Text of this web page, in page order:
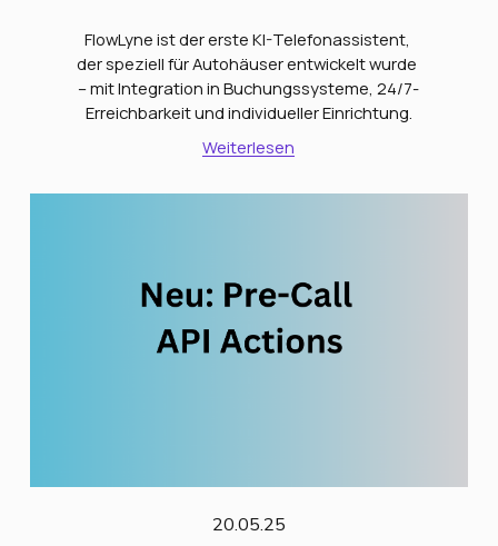
FlowLyne ist der erste KI-Telefonassistent,
der speziell für Autohäuser entwickelt wurde
– mit Integration in Buchungssysteme, 24/7-
Erreichbarkeit und individueller Einrichtung.
Weiterlesen
20.05.25